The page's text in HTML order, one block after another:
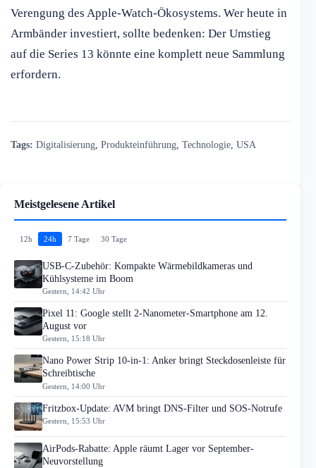
Verengung des Apple-Watch-Ökosystems. Wer heute in
Armbänder investiert, sollte bedenken: Der Umstieg
auf die Series 13 könnte eine komplett neue Sammlung
erfordern.
Tags: Digitalisierung Produkteinführung Technologie USA
Meistgelesene Artikel
12h 24h 7 Tage 30 Tage
USB-C-Zubehör: Kompakte Wärmebildkameras und
Kühlsysteme im Boom
Gestern, 14:42 Uhr
Pixel 11: Google stellt 2-Nanometer-Smartphone am 12.
August vor
Gestern, 15:18 Uhr
Nano Power Strip 10-in-1: Anker bringt Steckdosenleiste für
Schreibtische
Gestern, 14:00 Uhr
Fritzbox-Update: AVM bringt DNS-Filter und SOS-Notrufe
Gestern, 15:53 Uhr
AirPods-Rabatte: Apple räumt Lager vor September-
Neuvorstellung